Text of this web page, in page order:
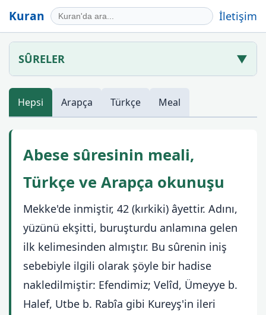
Kuran İletişim
SÛRELER ▼
Hepsi Arapça Türkçe Meal
Abese sûresinin meali,
Türkçe ve Arapça okunuşu
Mekke'de inmiştir, 42 (kırkiki) âyettir. Adını,
yüzünü ekşitti, buruşturdu anlamına gelen
ilk kelimesinden almıştır. Bu sûrenin iniş
sebebiyle ilgili olarak şöyle bir hadise
nakledilmiştir: Efendimiz; Velîd, Ümeyye b.
Halef, Utbe b. Rabîa gibi Kureyş'in ileri